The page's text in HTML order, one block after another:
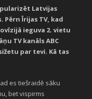
Latvijas
Pērn Īrijas TV, kad
ieguva 2. vietu
TV kanāls ABC
par tevi. Kā tas
es tiešraidē sāku
bet vispirms